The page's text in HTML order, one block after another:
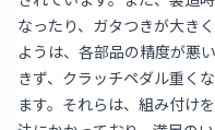
なったり、ガタつきが大き
ようは、各部品の精度が悪
きず、クラッチペダル重く
ます。それらは、組み付け